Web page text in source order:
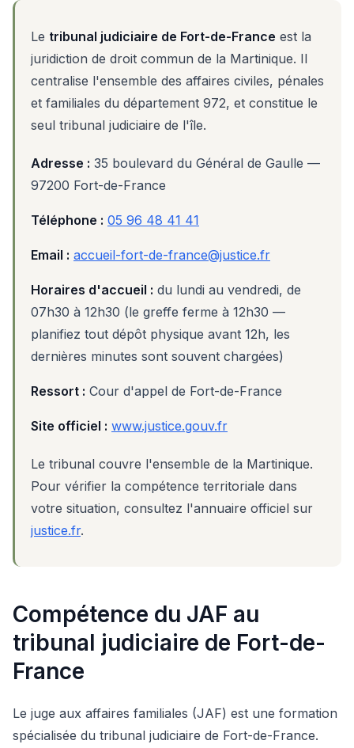
Le tribunal judiciaire de Fort-de-France est la
juridiction de droit commun de la Martinique. Il
centralise l'ensemble des affaires civiles, pénales
et familiales du département 972, et constitue le
seul tribunal judiciaire de l'île.
Adresse : 35 boulevard du Général de Gaulle —
97200 Fort-de-France
Téléphone : 05 96 48 41 41
Email : accueil-fort-de-france@justice.fr
Horaires d'accueil : du lundi au vendredi, de
07h30 à 12h30 (le greffe ferme à 12h30 —
planifiez tout dépôt physique avant 12h, les
dernières minutes sont souvent chargées)
Ressort : Cour d'appel de Fort-de-France
Site officiel : www.justice.gouv.fr
Le tribunal couvre l'ensemble de la Martinique.
Pour vérifier la compétence territoriale dans
votre situation, consultez l'annuaire officiel sur
justice.fr.
Compétence du JAF au
tribunal judiciaire de Fort-de-
France
Le juge aux affaires familiales (JAF) est une formation
spécialisée du tribunal judiciaire de Fort-de-France.